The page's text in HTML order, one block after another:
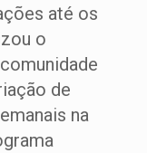
até os
o
de
na